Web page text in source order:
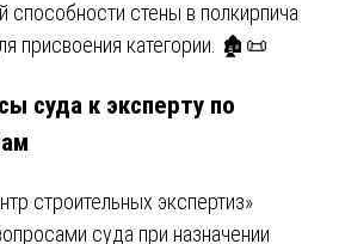
способности стены в полкирпича
присвоения категории. 🏚️📜
суда к эксперту по
строительных экспертиз»
суда при назначении